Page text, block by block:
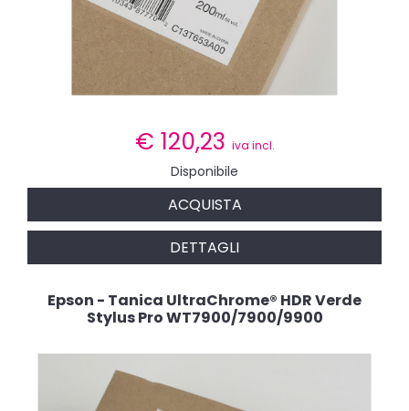
€ 120,23 iva incl.
Disponibile
ACQUISTA
DETTAGLI
Epson - Tanica UltraChrome® HDR Verde
Stylus Pro WT7900/7900/9900